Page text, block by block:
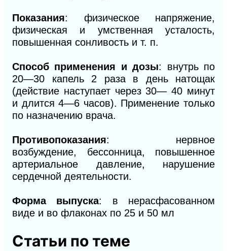
Показания: физическое напряжение,
физическая и умственная усталость,
повышенная сонливость и т. п.
Способ применения и дозы: внутрь по
20—30 капель 2 раза в день натощак
(действие наступает через 30— 40 минут
и длится 4—6 часов). Применение только
по назначению врача.
Противопоказания: нервное
возбуждение, бессонница, повышенное
артериальное давление, нарушение
сердечной деятельности.
Форма выпуска: в нерасфасованном
виде и во флаконах по 25 и 50 мл
Статьи по теме